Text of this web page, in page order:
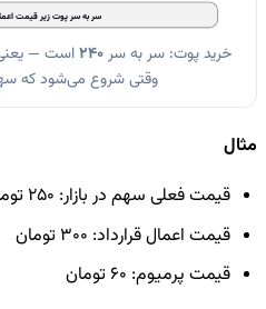
سر به سر پوت زیر قیمت
خرید پوت: سر به سر240
وقتی شروع می‌شود که سهم
مثال
قیمت فعلی سهم در بازار: 250 تومان
قیمت اعمال قرارداد: 300 تومان
قیمت پرمیوم: 60 تومان